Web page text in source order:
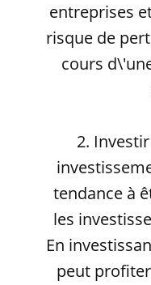
entreprises
risque de
cours
2.
tendance à
les
En
peut